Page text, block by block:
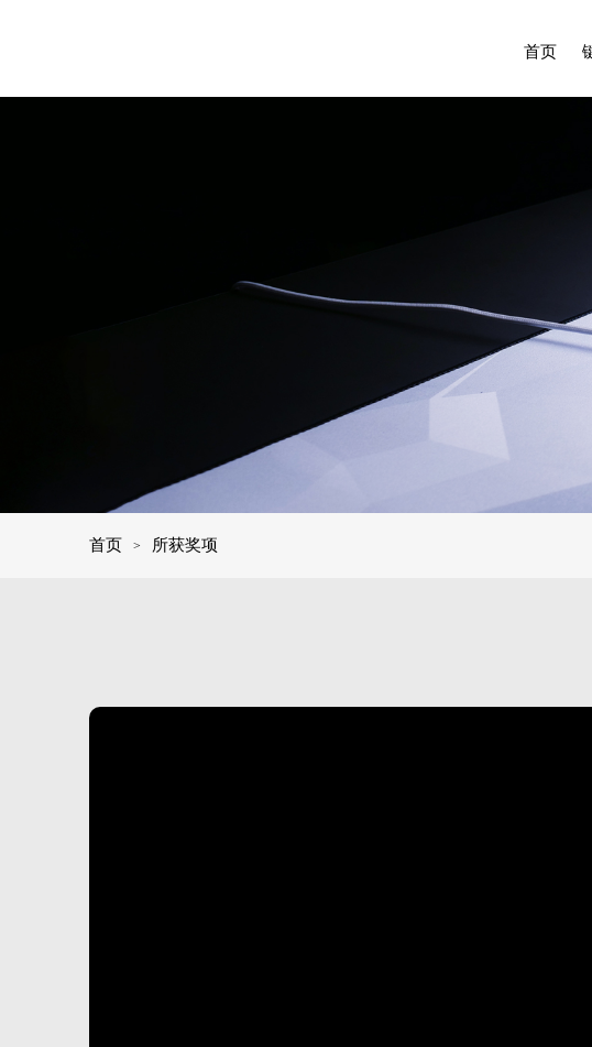
首页
首页 > 所获奖项